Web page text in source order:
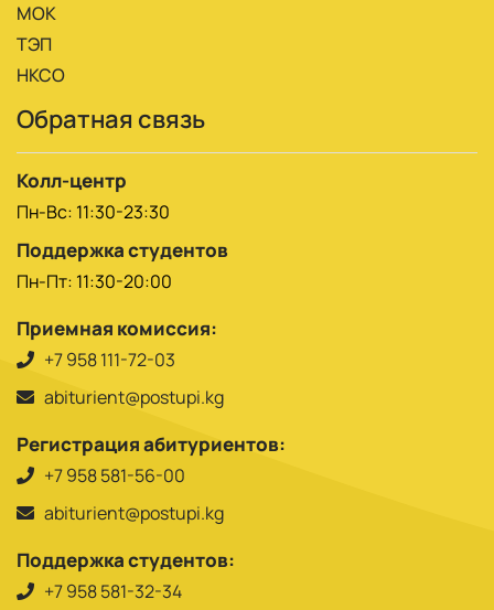
МОК
ТЭП
НКСО
Обратная связь
Колл-центр
Пн-Вс: 11:30-23:30
Поддержка студентов
Пн-Пт: 11:30-20:00
Приемная комиссия:
+7 958 111-72-03
abiturient@postupi.kg
Регистрация абитуриентов:
+7 958 581-56-00
abiturient@postupi.kg
Поддержка студентов:
+7 958 581-32-34